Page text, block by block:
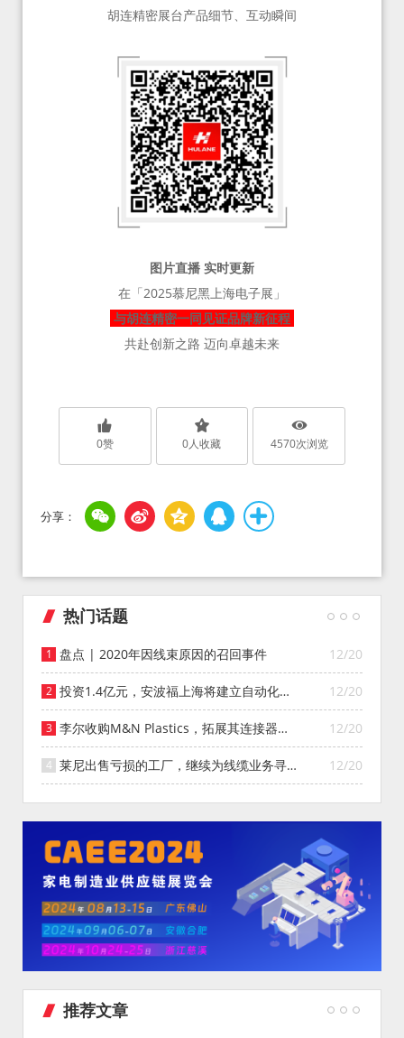
胡连精密展台产品细节、互动瞬间
图片直播 实时更新
在「2025慕尼黑上海电子展」
与胡连精密一同见证品牌新征程
共赴创新之路 迈向卓越未来
0赞 0人收藏 4570次浏览
热门话题
12/20
盘点 | 2020年因线束原因的召回事件
12/20
投资1.4亿元，安波福上海将建立自动化智
能仓库
12/20
李尔收购M&N Plastics，拓展其连接器系
统业务
12/20
莱尼出售亏损的工厂，继续为线缆业务寻找
投资者
推荐文章